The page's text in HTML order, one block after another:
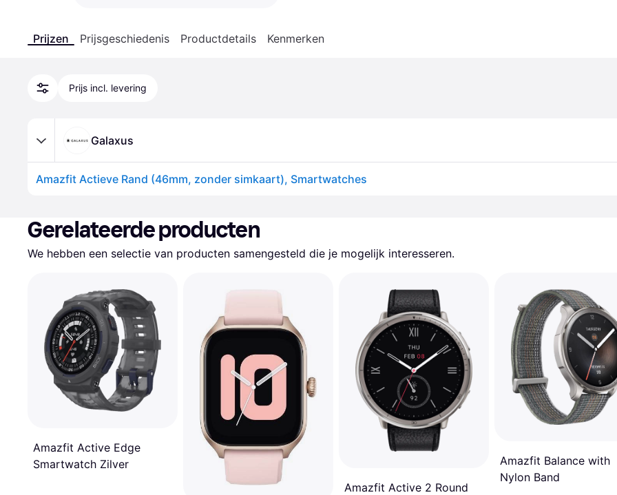
Prijzen Prijsgeschiedenis Productdetails Kenmerken
Prijs incl. levering
Galaxus
Amazfit Actieve Rand (46mm, zonder simkaart), Smartwatches
Gerelateerde producten
We hebben een selectie van producten samengesteld die je mogelijk interesseren.
Amazfit Active Edge
Smartwatch Zilver
Amazfit Active 2 Round
Amazfit Balance with
Nylon Band